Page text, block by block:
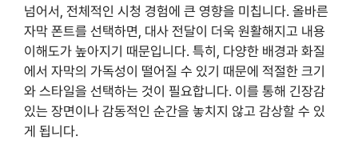
넘어서, 전체적인 시청 경험에 큰 영향을 미칩니다. 올바른
자막 폰트를 선택하면, 대사 전달이 더욱 원활해지고 내용
이해도가 높아지기 때문입니다. 특히, 다양한 배경과 화질
에서 자막의 가독성이 떨어질 수 있기 때문에 적절한 크기
와 스타일을 선택하는 것이 필요합니다. 이를 통해 긴장감
있는 장면이나 감동적인 순간을 놓치지 않고 감상할 수 있
게 됩니다.